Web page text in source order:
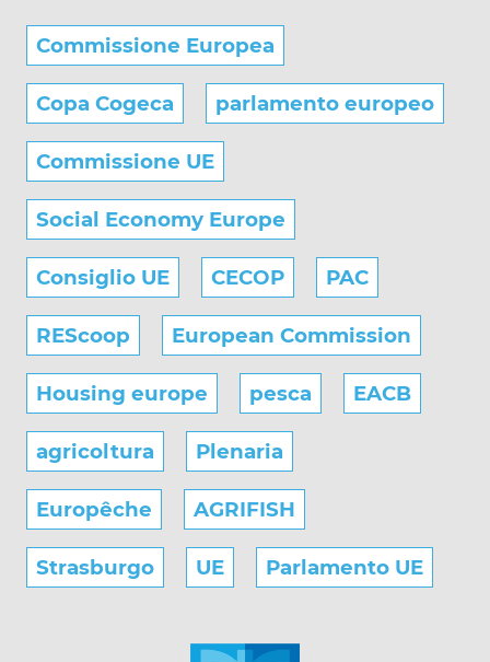
Commissione Europea
Copa Cogeca parlamento europeo
Commissione UE
Social Economy Europe
Consiglio UE CECOP PAC
REScoop European Commission
Housing europe pesca EACB
agricoltura Plenaria
Europêche AGRIFISH
Strasburgo UE Parlamento UE